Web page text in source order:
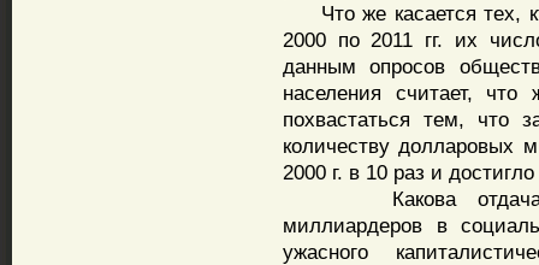
Что же касается тех,
2000 по 2011 гг. их
данным опросов
населения считает,
похвастаться тем, что
количеству долларовых
2000 г. в 10 раз и
Какова отдача
миллиардеров в
ужасного